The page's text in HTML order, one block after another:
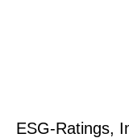
ESG-Ratings,